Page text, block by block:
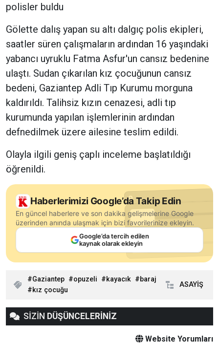
polisler buldu
Gölette dalış yapan su altı dalgıç polis ekipleri,
saatler süren çalışmaların ardından 16 yaşındaki
yabancı uyruklu Fatma Asfur'un cansız bedenine
ulaştı. Sudan çıkarılan kız çocuğunun cansız
bedeni, Gaziantep Adli Tıp Kurumu morguna
kaldırıldı. Talihsiz kızın cenazesi, adli tıp
kurumunda yapılan işlemlerinin ardından
defnedilmek üzere ailesine teslim edildi.
Olayla ilgili geniş çaplı inceleme başlatıldığı
öğrenildi.
Haberlerimizi Google’da Takip Edin
En güncel haberlere ve son dakika gelişmelerine Google
üzerinden anında ulaşmak için bizi favorilerinize ekleyin.
Google’da tercih edilen
kaynak olarak ekleyin
Gaziantep opuzeli kayacık
baraj
kız çocuğu
ASAYİŞ
SİZİN DÜŞÜNCELERİNİZ
Website Yorumları